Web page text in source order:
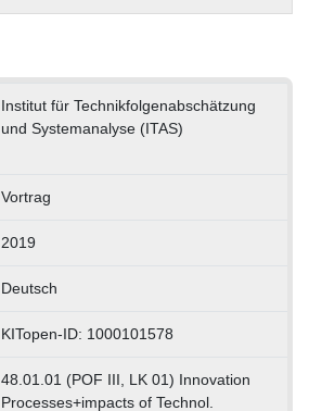
Institut für Technikfolgenabschätzung
und Systemanalyse (ITAS)
Vortrag
2019
Deutsch
KITopen-ID: 1000101578
48.01.01 (POF III, LK 01) Innovation
Processes+impacts of Technol.